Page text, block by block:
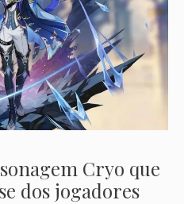
Cryo que
dos jogadores